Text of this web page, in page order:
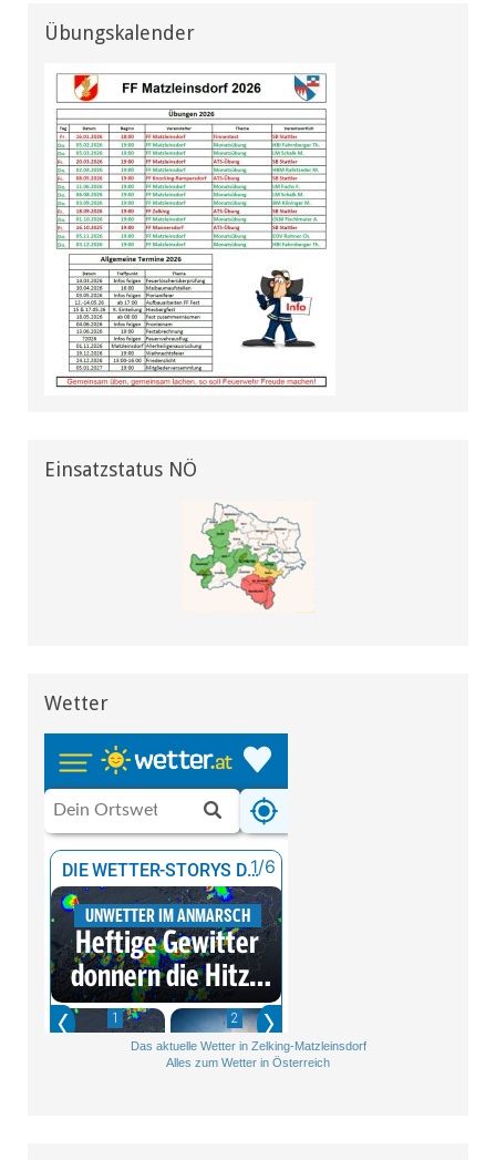
Übungskalender
Einsatzstatus NÖ
Wetter
Das aktuelle Wetter in Zelking-Matzleinsdorf
Alles zum Wetter in Österreich